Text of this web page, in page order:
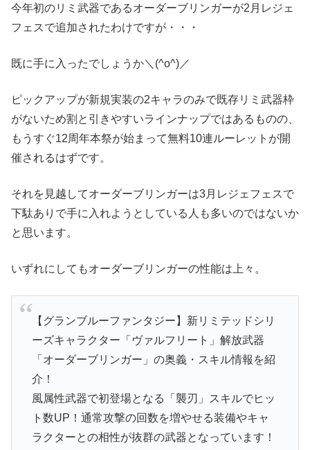
今年初のリミ武器であるオーダーブリンガーが2月レジェ
フェスで追加されたわけですが・・・
既に手に入ったでしょうか＼(^o^)／
ピックアップが新規実装の2キャラのみで既存リミ武器枠
がないため割と引きやすいラインナップではあるものの、
もうすぐ12周年本祭が始まって無料10連ルーレットが開
催されるはずです。
それを見越してオーダーブリンガーは3月レジェフェスで
下駄ありで手に入れようとしている人も多いのではないか
と思います。
いずれにしてもオーダーブリンガーの性能は上々。
【グランブルーファンタジー】新リミテッドシリ
ーズキャラクター「ヴァルフリート」解放武器
「オーダーブリンガー」の奥義・スキル情報を紹
介！
風属性武器で初登場となる「襲刃」スキルでヒッ
ト数UP！通常攻撃の回数を増やせる装備やキャ
ラクターとの相性が抜群の武器となっています！